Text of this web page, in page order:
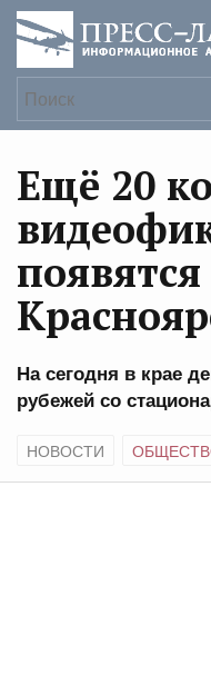
Ещё 20
появятся
На сегодня в крае
рубежей со
НОВОСТИ